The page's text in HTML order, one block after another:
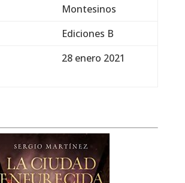
Montesinos
Ediciones B
28 enero 2021